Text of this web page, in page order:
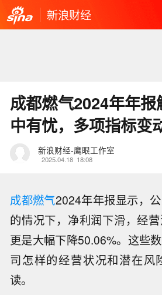
新浪财经
成都燃气2024年年
中有忧，多项指标变
新浪财经-鹰眼工作室
2025.04.18 18:08
成都燃气2024年年报显示，
的情况下，净利润下滑，经
更是大幅下降50.06%。这些
司怎样的经营状况和潜在风
读。